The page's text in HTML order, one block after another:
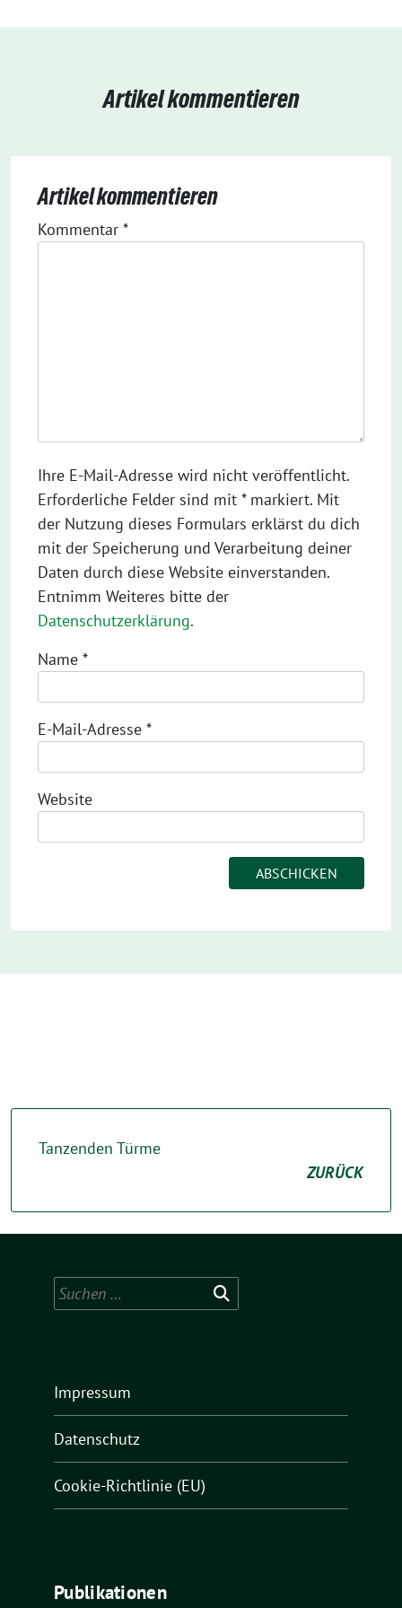
Artikel kommentieren
Artikel kommentieren
Kommentar *
Ihre E-Mail-Adresse wird nicht veröffentlicht.
Erforderliche Felder sind mit * markiert. Mit
der Nutzung dieses Formulars erklärst du dich
mit der Speicherung und Verarbeitung deiner
Daten durch diese Website einverstanden.
Entnimm Weiteres bitte der
Datenschutzerklärung.
Name *
E-Mail-Adresse *
Website
Tanzenden Türme
ZURÜCK
Suchen
nach:
Impressum
Datenschutz
Cookie-Richtlinie (EU)
Publikationen